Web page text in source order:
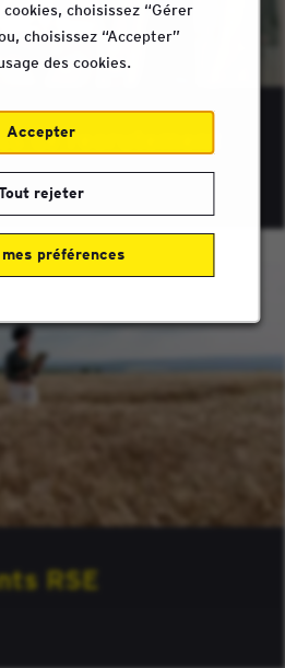
choisissez “Gérer
choisissez “Accepter”
des cookies.
Accepter
rejeter
préférences
de recrutement
RSE